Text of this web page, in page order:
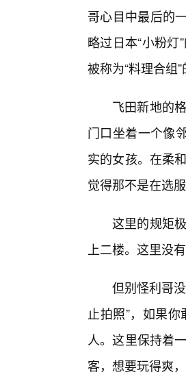
哥心目中最后的
略过日本“小粉
被称为“料理合组
飞田新地的
门口坐着一个像
实的女孩。在柔
觉得那不是在选
这里的规矩
上二楼。这里没
但别怪利哥
止拍照”，如果
人。这里保持着
客，想要玩得爽，